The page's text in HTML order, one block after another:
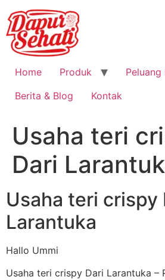
Home Produk
Peluang
Berita & Blog
Kontak
Usaha teri
Dari
Usaha teri crispy
Larantuka
Hallo Ummi
Usaha teri crispy Dari Larantuka –